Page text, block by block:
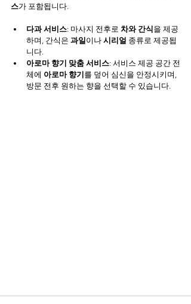
스가 포함됩니다.
다과 서비스: 마사지 전후로 차와 간식을 제공
하며, 간식은 과일이나 시리얼 종류로 제공됩
니다.
아로마 향기 맞춤 서비스: 서비스 제공 공간 전
체에 아로마 향기 를 덮어 심신을 안정시키며,
방문 전후 원하는 향을 선택할 수 있습니다.